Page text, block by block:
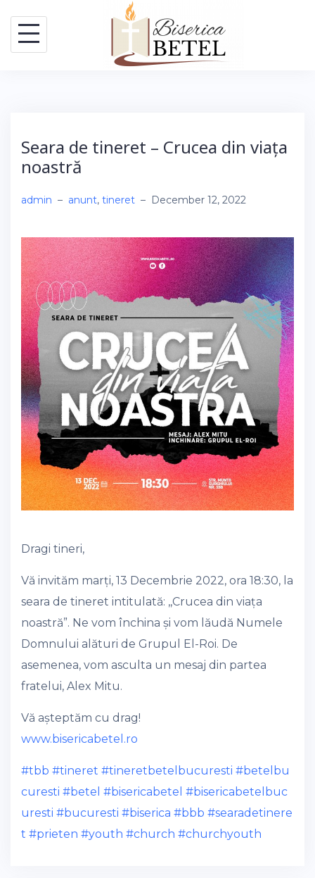
content
Seara de tineret – Crucea din viața
noastră
admin – anunt, tineret – December 12, 2022
Dragi tineri,
Vă invităm marți, 13 Decembrie 2022, ora 18:30, la
seara de tineret intitulată: ,,Crucea din viața
noastră”. Ne vom închina și vom lăudă Numele
Domnului alături de Grupul El-Roi. De
asemenea, vom asculta un mesaj din partea
fratelui, Alex Mitu.
Vă așteptăm cu drag!
www.bisericabetel.ro
#tbb #tineret #tineretbetelbucuresti #betelbu
curesti #betel #bisericabetel #bisericabetelbuc
uresti #bucuresti #biserica #bbb #searadetinere
t #prieten #youth #church #churchyouth